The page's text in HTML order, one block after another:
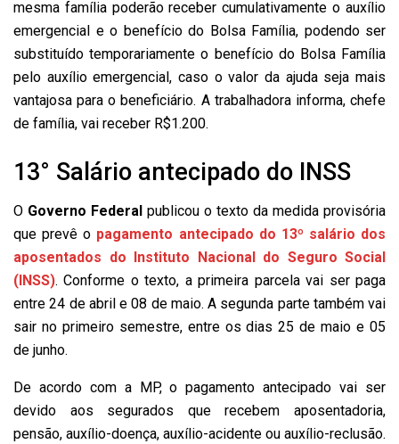
mesma família poderão receber cumulativamente o auxílio
emergencial e o benefício do Bolsa Família, podendo ser
substituído temporariamente o benefício do Bolsa Família
pelo auxílio emergencial, caso o valor da ajuda seja mais
vantajosa para o beneficiário. A trabalhadora informa, chefe
de família, vai receber R$1.200.
13° Salário antecipado do INSS
O Governo Federal publicou o texto da medida provisória
que prevê o pagamento antecipado do 13º salário dos
aposentados do Instituto Nacional do Seguro Social
(INSS). Conforme o texto, a primeira parcela vai ser paga
entre 24 de abril e 08 de maio. A segunda parte também vai
sair no primeiro semestre, entre os dias 25 de maio e 05
de junho.
De acordo com a MP, o pagamento antecipado vai ser
devido aos segurados que recebem aposentadoria,
pensão, auxílio-doença, auxílio-acidente ou auxílio-reclusão.